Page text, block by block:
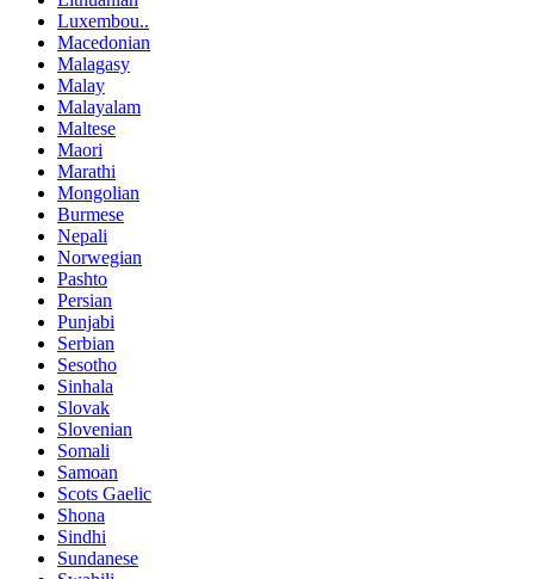
Luxembou..
Macedonian
Malagasy
Malay
Malayalam
Maltese
Maori
Marathi
Mongolian
Burmese
Nepali
Norwegian
Pashto
Persian
Punjabi
Serbian
Sesotho
Sinhala
Slovak
Slovenian
Somali
Samoan
Scots Gaelic
Shona
Sindhi
Sundanese